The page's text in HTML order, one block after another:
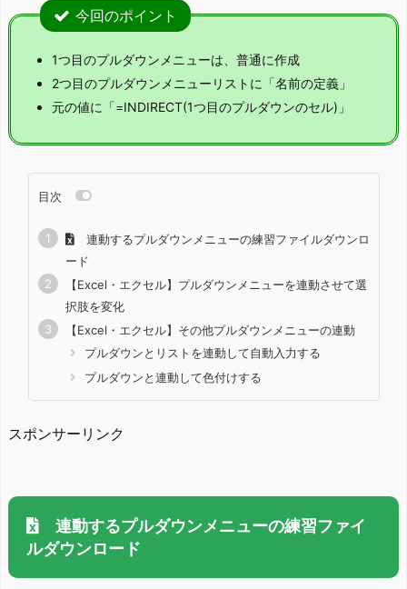
今回のポイント
1つ目のプルダウンメニューは、普通に作成
2つ目のプルダウンメニューリストに「名前の定義」
元の値に「=INDIRECT(1つ目のプルダウンのセル)」
目次
連動するプルダウンメニューの練習ファイルダウンロ
ード
【Excel・エクセル】プルダウンメニューを連動させて選
択肢を変化
【Excel・エクセル】その他プルダウンメニューの連動
プルダウンとリストを連動して自動入力する
プルダウンと連動して色付けする
スポンサーリンク
連動するプルダウンメニューの練習ファイ
ルダウンロード